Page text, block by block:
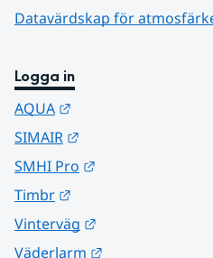
Datavärdskap för
Logga in
AQUA
SIMAIR
SMHI Pro
Timbr
Vinterväg
Väderlarm